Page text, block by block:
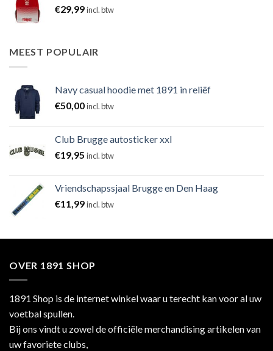
€29,99incl. btw
MEEST POPULAIR
Navy casual hoodie met 1891 in reliëf
€50,00incl. btw
Club Brugge autosticker xxl
€19,95 incl. btw
Vriendschapssjaal Brugge en Den Haag
€11,99incl. btw
OVER 1891 SHOP
1891 Shop is de internet winkel waar u terecht kan voor al uw
voetbal spullen.
Bij ons vindt u zowel de officiële merchandising artikelen van
uw favoriete clubs,